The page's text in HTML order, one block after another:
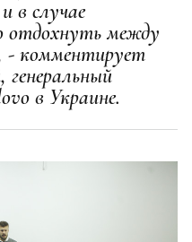
в случае
отдохнуть между
- комментирует
в Украине.